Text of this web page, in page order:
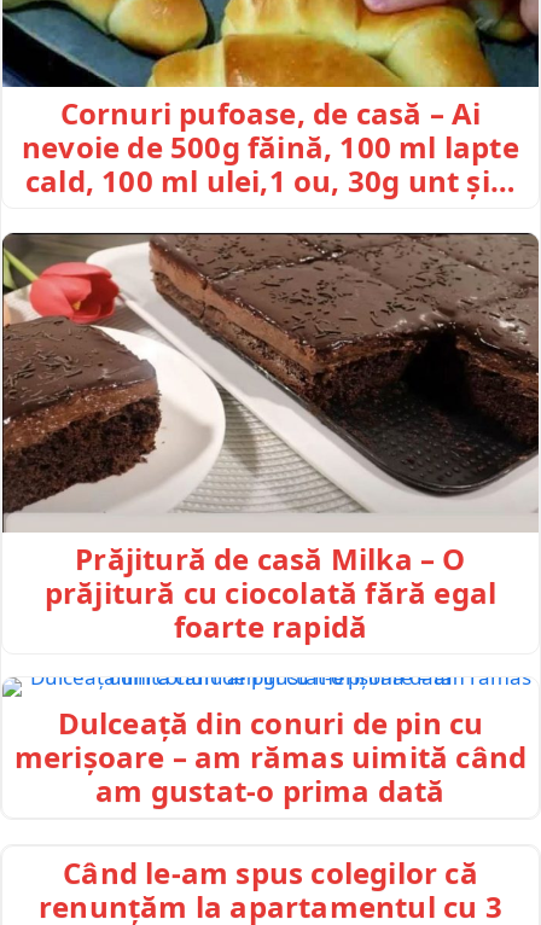
Cornuri pufoase, de casă – Ai
nevoie de 500g făină, 100 ml lapte
cald, 100 ml ulei,1 ou, 30g unt și…
Prăjitură de casă Milka – O
prăjitură cu ciocolată fără egal
foarte rapidă
Dulceață din conuri de pin cu
merișoare – am rămas uimită când
am gustat-o prima dată
Când le-am spus colegilor că
renunțăm la apartamentul cu 3